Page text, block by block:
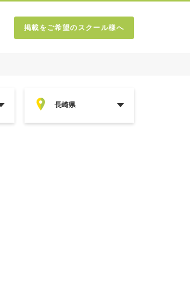
掲載をご希望のスクール様へ